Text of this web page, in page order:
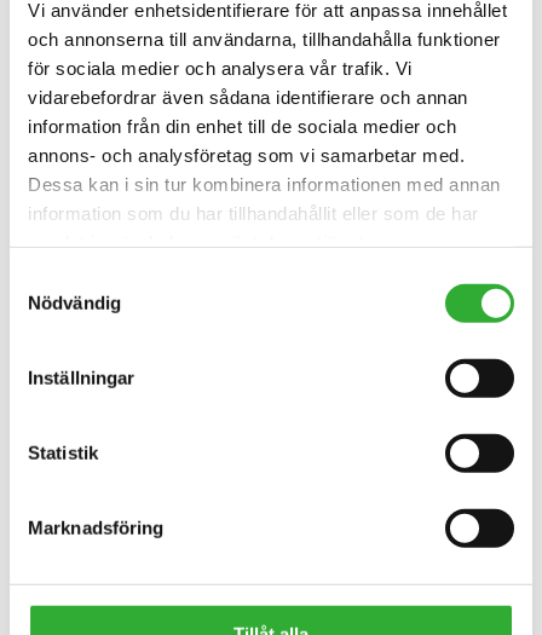
Vi använder enhetsidentifierare för att anpassa innehållet
och annonserna till användarna, tillhandahålla funktioner
för sociala medier och analysera vår trafik. Vi
vidarebefordrar även sådana identifierare och annan
information från din enhet till de sociala medier och
annons- och analysföretag som vi samarbetar med.
Dessa kan i sin tur kombinera informationen med annan
information som du har tillhandahållit eller som de har
Nödvändig
Inställningar
Statistik
MarknadsföringKONTAKTA OSS